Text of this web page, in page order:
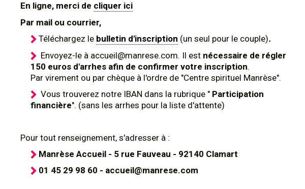
En ligne, merci de cliquer ici
Par mail ou courrier,
Téléchargez le bulletin d'inscription (un seul pour le couple).
Envoyez-le à accueil@manrese.com. Il est nécessaire de régler
150 euros d'arrhes afin de confirmer votre inscription.
Par virement ou par chèque à l'ordre de "Centre spirituel Manrèse".
Vous trouverez notre IBAN dans la rubrique " Participation
financière". (sans les arrhes pour la liste d'attente)
Pour tout renseignement, s'adresser à :
Manrèse Accueil - 5 rue Fauveau - 92140 Clamart
01 45 29 98 60 - accueil@manrese.com